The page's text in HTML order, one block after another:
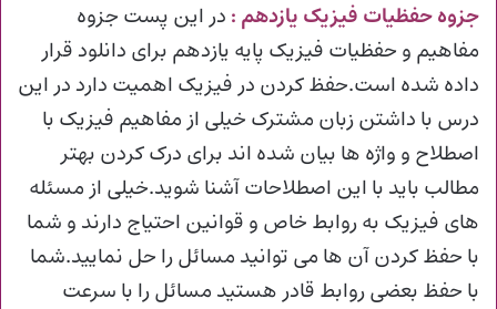
جزوه حفظیات فیزیک یازدهم : در این پست جزوه
مفاهیم و حفظیات فیزیک پایه یازدهم برای دانلود قرار
داده شده است.حفظ کردن در فیزیک اهمیت دارد در این
درس با داشتن زبان مشترک خیلی از مفاهیم فیزیک با
اصطلاح و واژه ها بیان شده اند برای درک کردن بهتر
مطالب باید با این اصطلاحات آشنا شوید.خیلی از مسئله
های فیزیک به روابط خاص و قوانین احتیاج دارند و شما
با حفظ کردن آن ها می توانید مسائل را حل نمایید.شما
با حفظ بعضی روابط قادر هستید مسائل را با سرعت